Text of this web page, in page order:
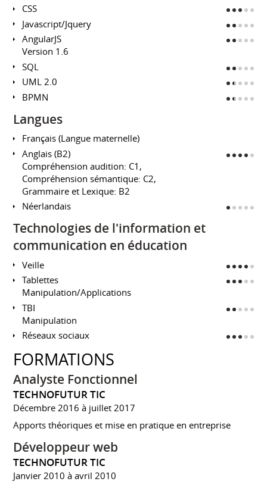
CSS
Javascript/Jquery
AngularJS
Version 1.6
SQL
UML 2.0
BPMN
Langues
Français (Langue maternelle)
Anglais (B2)
Compréhension audition: C1,
Compréhension sémantique: C2,
Grammaire et Lexique: B2
Néerlandais
Technologies de l'information et
communication en éducation
Veille
Tablettes
Manipulation/Applications
TBI
Manipulation
Réseaux sociaux
FORMATIONS
Analyste Fonctionnel
TECHNOFUTUR TIC
Décembre 2016 à juillet 2017
Apports théoriques et mise en pratique en entreprise
Développeur web
TECHNOFUTUR TIC
Janvier 2010 à avril 2010